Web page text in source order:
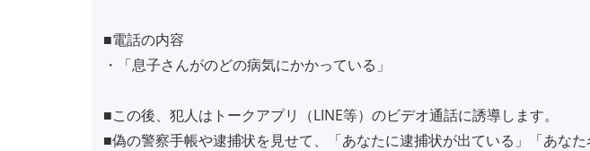
■電話の内容
・「息子さんがのどの病気にかかっている」
■この後、犯人はトークアプリ（LINE等）のビデオ通話に誘導します。
■偽の警察手帳や逮捕状を見せて、「あなたに逮捕状が出ている」「あな